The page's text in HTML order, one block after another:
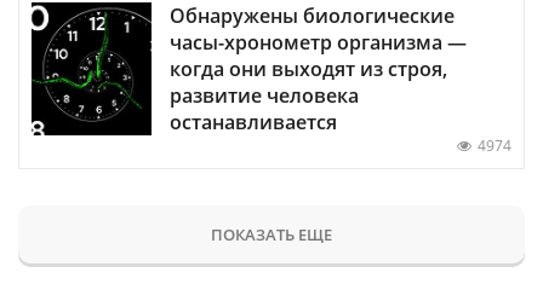
Обнаружены биологические
часы-хронометр организма —
когда они выходят из строя,
развитие человека
останавливается
4974
ПОКАЗАТЬ ЕЩЕ